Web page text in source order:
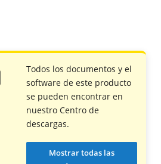
Todos los documentos y el
software de este producto
se pueden encontrar en
nuestro Centro de
descargas.
Mostrar todas las